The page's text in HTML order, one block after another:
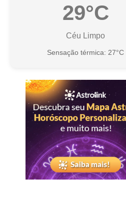
29°C
Céu Limpo
Sensação térmica: 27°C